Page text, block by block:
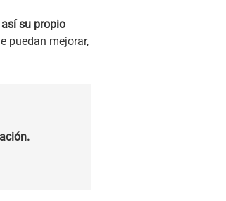
su propio
puedan mejorar,